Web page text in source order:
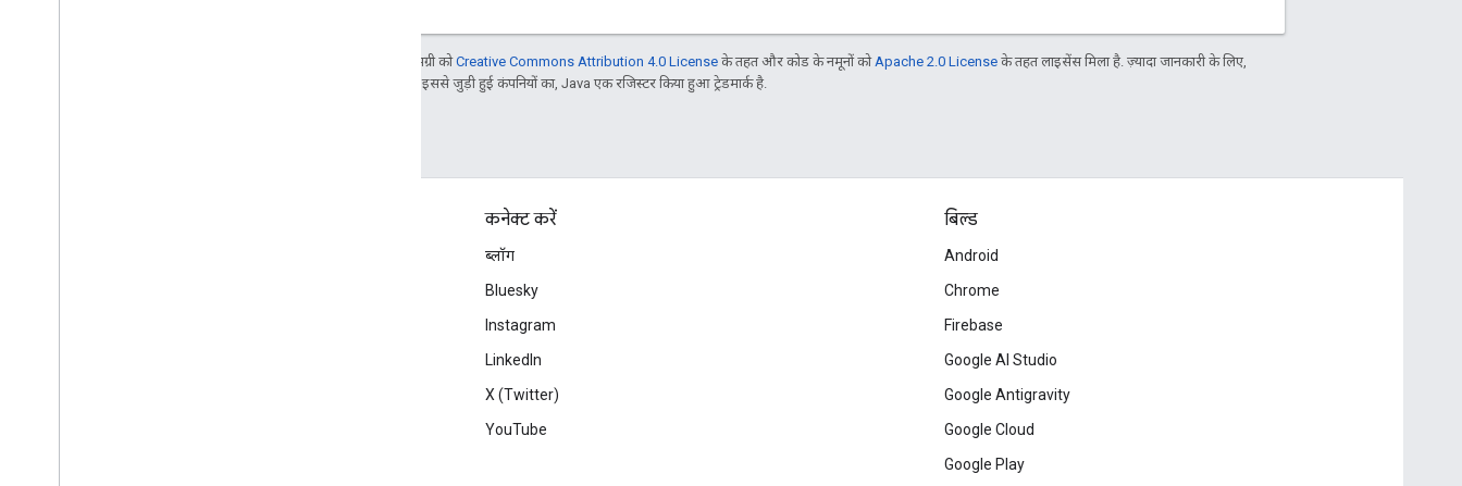
जब तक कुछ अलग से न बताया जाए, तब तक इस पेज की सामग्री कोCreative Commons Attribution 4.0 License के तहत और कोड के नमूनों को Apache 2.0 License के तहत लाइसेंस मिला है. ज़्यादा जानकारी के लिए,
देखें. Oracle और/या इससे जुड़ी हुई कंपनियों का, Java एक रजिस्टर किया हुआ ट्रेडमार्क है.
कनेक्ट करें
ब्लॉग
Bluesky
Instagram
LinkedIn
X (Twitter)
YouTube
बिल्ड
Android
Chrome
Firebase
Google AI Studio
Google Antigravity
Google Cloud
Google Play